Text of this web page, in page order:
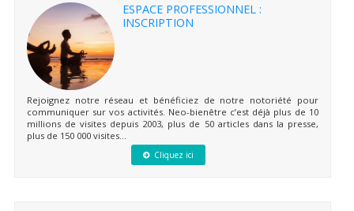
ESPACE PROFESSIONNEL :
INSCRIPTION
Rejoignez notre réseau et bénéficiez de notre notoriété pour
communiquer sur vos activités. Neo-bienêtre c’est déjà plus de 10
millions de visites depuis 2003, plus de 50 articles dans la presse,
plus de 150 000 visites...
Cliquez ici